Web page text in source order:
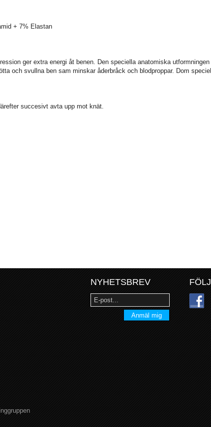
+ 7% Elastan
ger extra energi åt benen. Den speciella anatomiska
och svullna ben sam minskar åderbråck och blodproppar. Dom
succesivt avta upp mot knät.
NYHETSBREV
Anmäl mig